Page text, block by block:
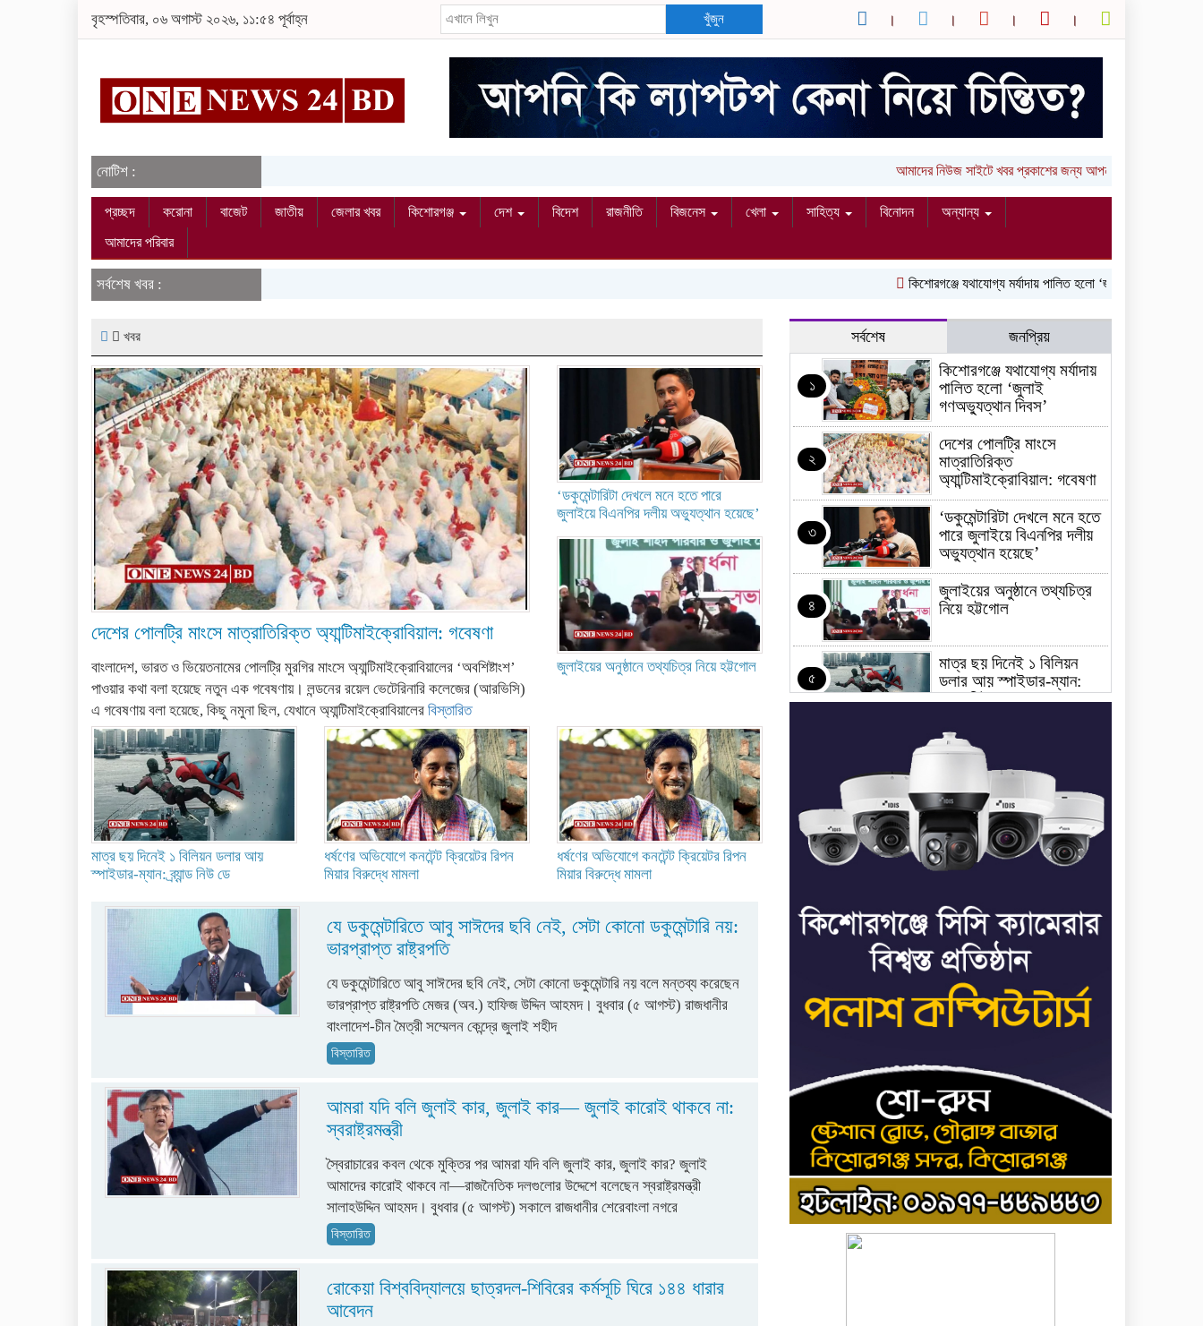
বৃহস্পতিবার, ০৬ অগাস্ট ২০২৬, ১১:৫৪ পূর্বাহ্ন খুঁজুন
নোটিশ : আমাদের নিউজ সাইটে খবর প্রকাশের জন্য আপনার লিখা (তথ্য, ছবি ও
প্রচ্ছদ করোনা বাজেট জাতীয় জেলার খবর কিশোরগঞ্জ দেশ বিদেশ রাজনীতি বিজনেস খেলা সাহিত্য বিনোদন
অন্যান্য
আমাদের পরিবার
সর্বশেষ খবর : কিশোরগঞ্জে যথাযোগ্য মর্যাদায় পালিত হলো ‘জুলাই গণঅভ্যুত্থান দিবস’
খবর
দেশের পোলট্রি মাংসে মাত্রাতিরিক্ত অ্যান্টিমাইক্রোবিয়াল: গবেষণা
বাংলাদেশ, ভারত ও ভিয়েতনামের পোলট্রি মুরগির মাংসে অ্যান্টিমাইক্রোবিয়ালের ‘অবশিষ্টাংশ’
পাওয়ার কথা বলা হয়েছে নতুন এক গবেষণায়। লন্ডনের রয়েল ভেটেরিনারি কলেজের (আরভিসি)
এ গবেষণায় বলা হয়েছে, কিছু নমুনা ছিল, যেখানে অ্যান্টিমাইক্রোবিয়ালের বিস্তারিত
‘ডকুমেন্টারিটা দেখলে মনে হতে পারে
জুলাইয়ে বিএনপির দলীয় অভ্যুত্থান হয়েছে’
জুলাইয়ের অনুষ্ঠানে তথ্যচিত্র নিয়ে হট্টগোল
মাত্র ছয় দিনেই ১ বিলিয়ন ডলার আয়
স্পাইডার-ম্যান: ব্র্যান্ড নিউ ডে
ধর্ষণের অভিযোগে কনটেন্ট ক্রিয়েটর রিপন
মিয়ার বিরুদ্ধে মামলা
ধর্ষণের অভিযোগে কনটেন্ট ক্রিয়েটর রিপন
মিয়ার বিরুদ্ধে মামলা
যে ডকুমেন্টারিতে আবু সাঈদের ছবি নেই, সেটা কোনো ডকুমেন্টারি নয়:
ভারপ্রাপ্ত রাষ্ট্রপতি
যে ডকুমেন্টারিতে আবু সাঈদের ছবি নেই, সেটা কোনো ডকুমেন্টারি নয় বলে মন্তব্য করেছেন
ভারপ্রাপ্ত রাষ্ট্রপতি মেজর (অব.) হাফিজ উদ্দিন আহমদ। বুধবার (৫ আগস্ট) রাজধানীর
বাংলাদেশ-চীন মৈত্রী সম্মেলন কেন্দ্রে জুলাই শহীদ
বিস্তারিত
আমরা যদি বলি জুলাই কার, জুলাই কার— জুলাই কারোই থাকবে না:
স্বরাষ্ট্রমন্ত্রী
স্বৈরাচারের কবল থেকে মুক্তির পর আমরা যদি বলি জুলাই কার, জুলাই কার? জুলাই
আমাদের কারোই থাকবে না—রাজনৈতিক দলগুলোর উদ্দেশে বলেছেন স্বরাষ্ট্রমন্ত্রী
সালাহউদ্দিন আহমদ। বুধবার (৫ আগস্ট) সকালে রাজধানীর শেরেবাংলা নগরে
বিস্তারিত
রোকেয়া বিশ্ববিদ্যালয়ে ছাত্রদল-শিবিরের কর্মসূচি ঘিরে ১৪৪ ধারার
আবেদন
সর্বশেষ জনপ্রিয়
১
কিশোরগঞ্জে যথাযোগ্য মর্যাদায়
পালিত হলো ‘জুলাই
গণঅভ্যুত্থান দিবস’
২
দেশের পোলট্রি মাংসে
মাত্রাতিরিক্ত
অ্যান্টিমাইক্রোবিয়াল: গবেষণা
৩
‘ডকুমেন্টারিটা দেখলে মনে হতে
পারে জুলাইয়ে বিএনপির দলীয়
অভ্যুত্থান হয়েছে’
৪
জুলাইয়ের অনুষ্ঠানে তথ্যচিত্র
নিয়ে হট্টগোল
৫
মাত্র ছয় দিনেই ১ বিলিয়ন
ডলার আয় স্পাইডার-ম্যান:
ব্র্যান্ড নিউ ডে
ধর্ষণের অভিযোগে কনটেন্ট
ক্রিয়েটর রিপন মিয়ার বিরুদ্ধে
ধর্ষণের অভিযোগে কনটেন্ট
ক্রিয়েটর রিপন মিয়ার বিরুদ্ধে
মামলা
ছবি নেই, সেটা কোনো
ডকুমেন্টারি নয়: ভারপ্রাপ্ত
রাষ্ট্রপতি
আমরা যদি বলি জুলাই কার,
জুলাই কার— জুলাই কারোই
থাকবে না: স্বরাষ্ট্রমন্ত্রী
গণঅভ্যুত্থানের শহীদ
আব্দুল্লাহ বিন জাহিদের কবরে
শ্রদ্ধা নিবেদন